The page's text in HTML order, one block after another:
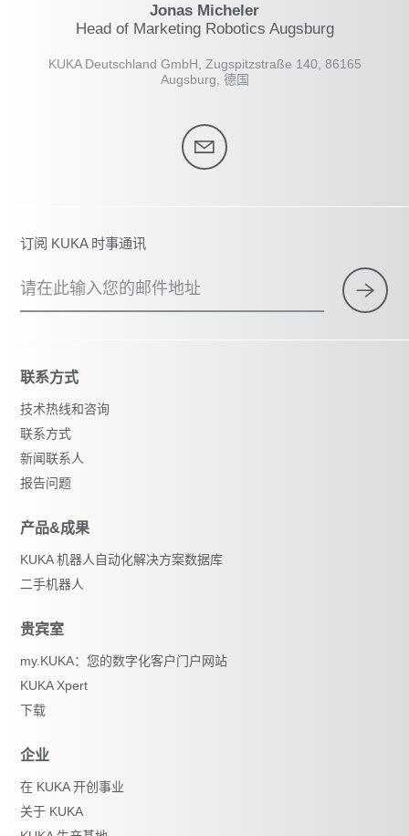
Jonas Micheler
Head of Marketing Robotics Augsburg
KUKA Deutschland GmbH, Zugspitzstraße 140, 86165
Augsburg, 德国
订阅 KUKA 时事通讯
请在此输入您的邮件地址
联系方式
技术热线和咨询
联系方式
新闻联系人
报告问题
产品&成果
KUKA 机器人自动化解决方案数据库
二手机器人
贵宾室
my.KUKA：您的数字化客户门户网站
KUKA Xpert
下载
企业
在 KUKA 开创事业
关于 KUKA